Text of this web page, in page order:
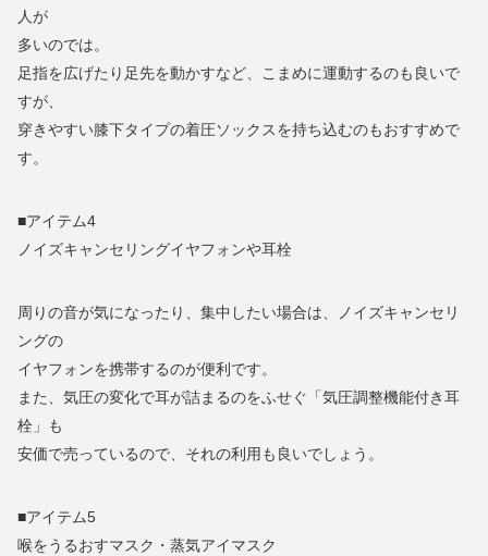
人が
多いのでは。
足指を広げたり足先を動かすなど、こまめに運動するのも良いで
すが、
穿きやすい膝下タイプの着圧ソックスを持ち込むのもおすすめで
す。
■アイテム4
ノイズキャンセリングイヤフォンや耳栓
周りの音が気になったり、集中したい場合は、ノイズキャンセリ
ングの
イヤフォンを携帯するのが便利です。
また、気圧の変化で耳が詰まるのをふせぐ「気圧調整機能付き耳
栓」も
安価で売っているので、それの利用も良いでしょう。
■アイテム5
喉をうるおすマスク・蒸気アイマスク